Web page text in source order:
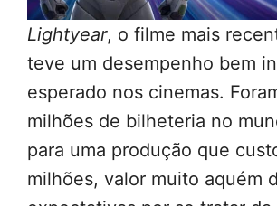
Lightyear, o filme mais
teve um desempenho bem
esperado nos cinemas.
milhões de bilheteria no
para uma produção que
milhões, valor muito aquém